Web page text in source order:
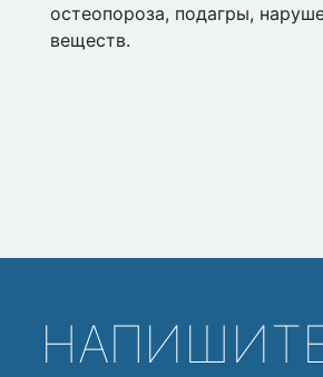
остеопороза, подагры,
веществ.